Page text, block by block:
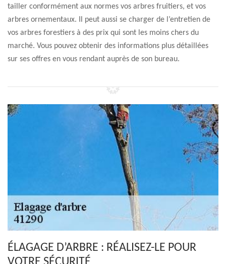
tailler conformément aux normes vos arbres fruitiers, et vos
arbres ornementaux. Il peut aussi se charger de l’entretien de
vos arbres forestiers à des prix qui sont les moins chers du
marché. Vous pouvez obtenir des informations plus détaillées
sur ses offres en vous rendant auprès de son bureau.
ÉLAGAGE D’ARBRE : RÉALISEZ-LE POUR